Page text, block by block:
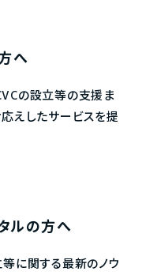
へ
の設立等の支援ま
えしたサービスを提
ルの方へ
に関する最新のノウ